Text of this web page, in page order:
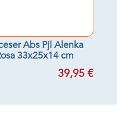
Abs Pjl Alenka
33x25x14 cm
39,95 €